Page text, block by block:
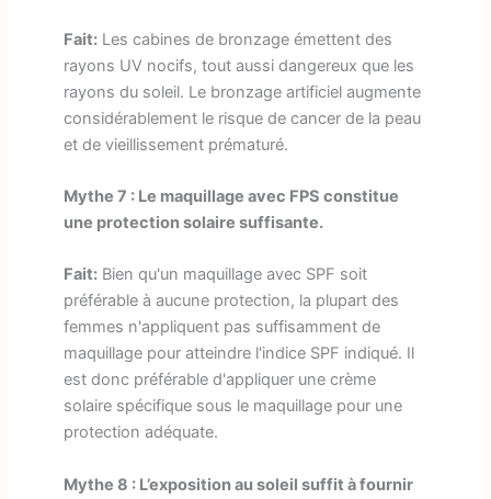
Fait:Les cabines de bronzage émettent des
rayons UV nocifs, tout aussi dangereux que les
rayons du soleil. Le bronzage artificiel augmente
considérablement le risque de cancer de la peau
et de vieillissement prématuré.
Mythe 7 : Le maquillage avec FPS constitue
une protection solaire suffisante.
Fait:Bien qu'un maquillage avec SPF soit
préférable à aucune protection, la plupart des
femmes n'appliquent pas suffisamment de
maquillage pour atteindre l'indice SPF indiqué. Il
est donc préférable d'appliquer une crème
solaire spécifique sous le maquillage pour une
protection adéquate.
Mythe 8 : L’exposition au soleil suffit à fournir